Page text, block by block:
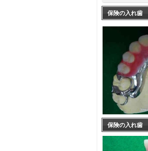
保険の入れ歯
保険の入れ歯